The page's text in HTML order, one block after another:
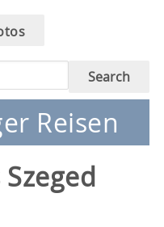
Reisen